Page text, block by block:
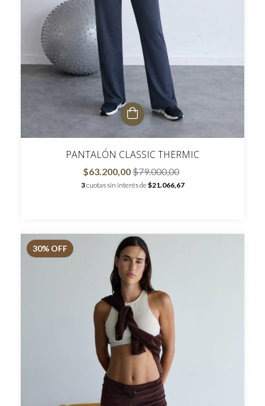
PANTALÓN CLASSIC THERMIC
$63.200,00$79.000,00
3cuotas sin interés de$21.066,67
30% OFF